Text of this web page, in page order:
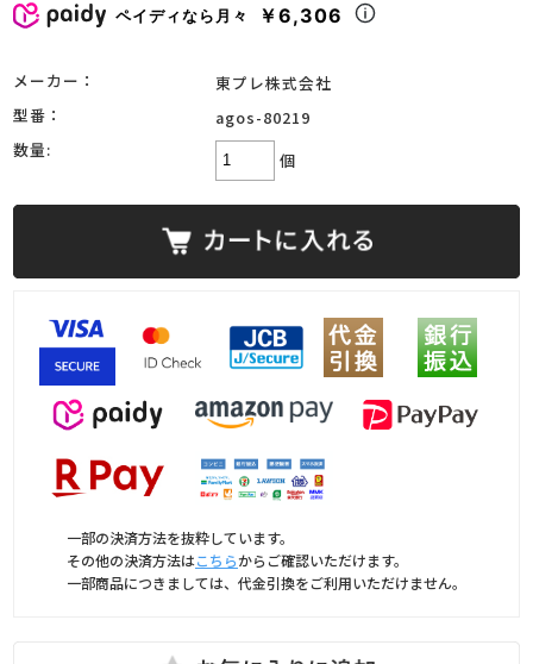
ペイディなら月々 ￥6,306
メーカー：
東プレ株式会社
型番：
agos-80219
数量:
個
一部の決済方法を抜粋しています。
その他の決済方法はこちらからご確認いただけます。
一部商品につきましては、代金引換をご利用いただけません。